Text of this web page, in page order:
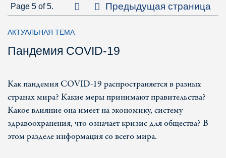
Page 5 of 5. Первая страница
Предыдущая страница
АКТУАЛЬНАЯ ТЕМА
Пандемия COVID-19
Как пандемия COVID-19 распространяется в разных
странах мира? Какие меры принимают правительства?
Какое влияние она имеет на экономику, систему
здравоохранения, что означает кризис для общества? В
этом разделе информация со всего мира.